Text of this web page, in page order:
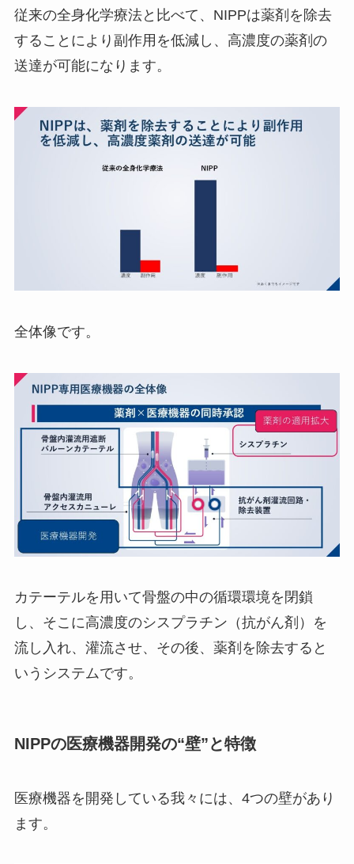
従来の全身化学療法と比べて、NIPPは薬剤を除去
することにより副作用を低減し、高濃度の薬剤の
送達が可能になります。
全体像です。
カテーテルを用いて骨盤の中の循環環境を閉鎖
し、そこに高濃度のシスプラチン（抗がん剤）を
流し入れ、灌流させ、その後、薬剤を除去すると
いうシステムです。
NIPPの医療機器開発の“壁”と特徴
医療機器を開発している我々には、4つの壁があり
ます。